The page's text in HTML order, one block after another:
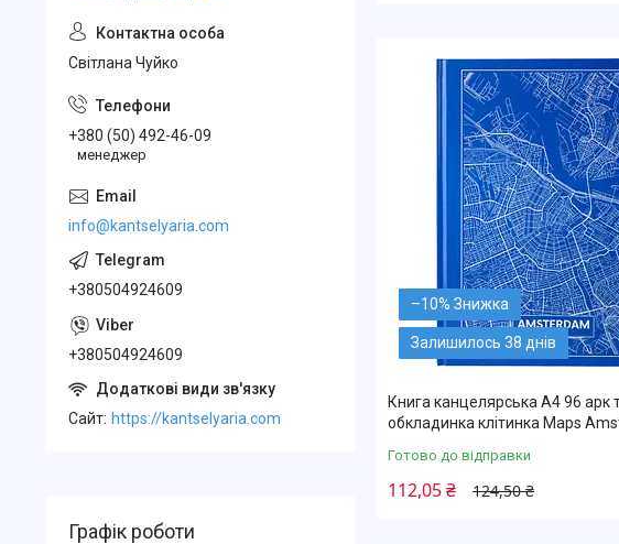
–10%
Залишилось 38 днів
Книга канцелярська А4 96 арк
обкладинка клітинка Maps
Готово до відправки
124,50 ₴
112,05 ₴
Свiтлана Чуйко
+380 (50) 492-46-09
менеджер
info@kantselyaria.com
+380504924609
+380504924609
Cайт https://kantselyaria.com
Графік роботи